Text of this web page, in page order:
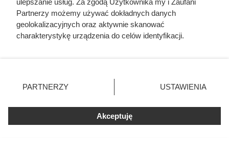
Mostki termiczne mogą zniweczyć
Inwestorzy często zakładają, że o skuteczności
termomodernizacji decyduje przede wszystkim grubość
warstwy izolacyjnej. Niestety, nawet najlepszy i najgrubszy
styropian może okazać się nieskuteczny, jeśli ocieplenie
ulepszanie usług. Za zgodą Użytkownika my i Zaufani
Partnerzy możemy używać dokładnych danych
geolokalizacyjnych oraz aktywnie skanować
charakterystykę urządzenia do celów identyfikacji.
zmienić/wycofać klikając przycisk ustawień prywatności
znajdujący się w lewym dolnym rogu strony. Niektóre
użytkownika, ale masz prawo sprzeciwić się takiemu
przetwarzaniu. Preferencje będą miały zastosowania tylko
PARTNERZY USTAWIENIA
Akceptuję